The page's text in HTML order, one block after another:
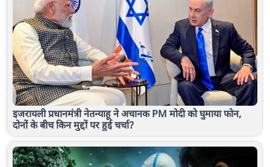
इजरायली प्रधानमंत्री नेतन्याहू ने अचानक PM मोदी को घुमाया फोन,
दोनों के बीच किन मुद्दों पर हुई चर्चा?